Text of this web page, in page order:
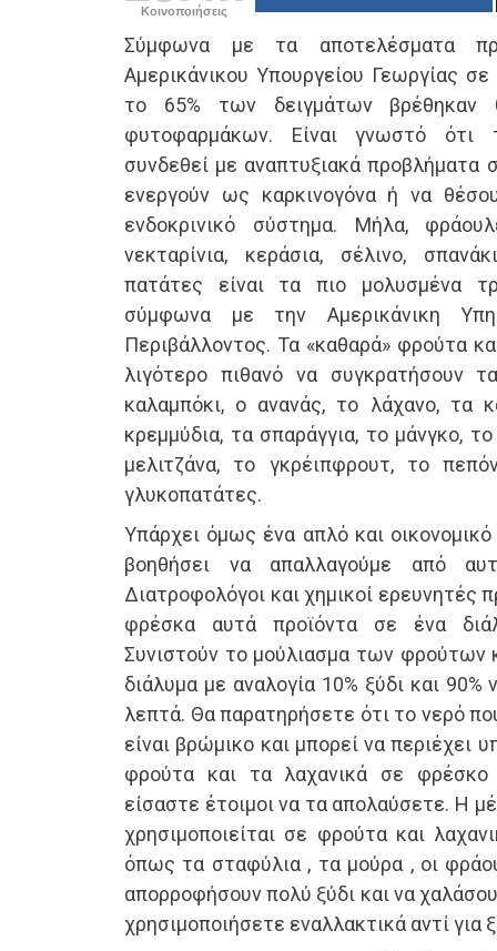
Κοινοποιήσεις
Σύμφωνα με τα αποτελέσματα
Αμερικάνικου Υπουργείου Γεωργίας
το 65% των δειγμάτων βρέθηκαν
φυτοφαρμάκων. Είναι γνωστό ότι
συνδεθεί με αναπτυξιακά προβλήματα
ενεργούν ως καρκινογόνα ή να
ενδοκρινικό σύστημα. Μήλα,
νεκταρίνια, κεράσια, σέλινο,
πατάτες είναι τα πιο μολυσμένα
σύμφωνα με την Αμερικάνικη
Περιβάλλοντος. Τα «καθαρά» φρούτα
λιγότερο πιθανό να συγκρατήσουν
καλαμπόκι, ο ανανάς, το λάχανο, τα
κρεμμύδια, τα σπαράγγια, το μάνγκο,
μελιτζάνα, το γκρέιπφρουτ, το
γλυκοπατάτες.
Υπάρχει όμως ένα απλό και
βοηθήσει να απαλλαγούμε από
Διατροφολόγοι και χημικοί ερευνητές
φρέσκα αυτά προϊόντα σε ένα
Συνιστούν το μούλιασμα των φρούτων
διάλυμα με αναλογία 10% ξύδι και
λεπτά. Θα παρατηρήσετε ότι το νερό
είναι βρώμικο και μπορεί να περιέχει
φρούτα και τα λαχανικά σε φρέσκο
είσαστε έτοιμοι να τα απολαύσετε. Η
χρησιμοποιείται σε φρούτα και
όπως τα σταφύλια , τα μούρα , οι
απορροφήσουν πολύ ξύδι και να
χρησιμοποιήσετε εναλλακτικά αντί για